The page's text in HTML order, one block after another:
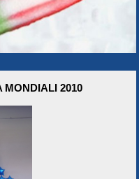
MONDIALI 2010